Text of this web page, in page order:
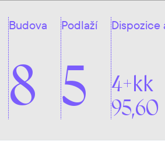
Budova
8
Podlaží
5
Dispozice
4+kk